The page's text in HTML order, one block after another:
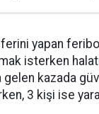
yapan
isterken
gelen kazada
3 kişi ise